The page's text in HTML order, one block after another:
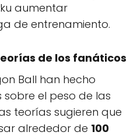
aumentar
de entrenamiento.
de los fanáticos
Ball han hecho
el peso de las
teorías sugieren que
alrededor de 100